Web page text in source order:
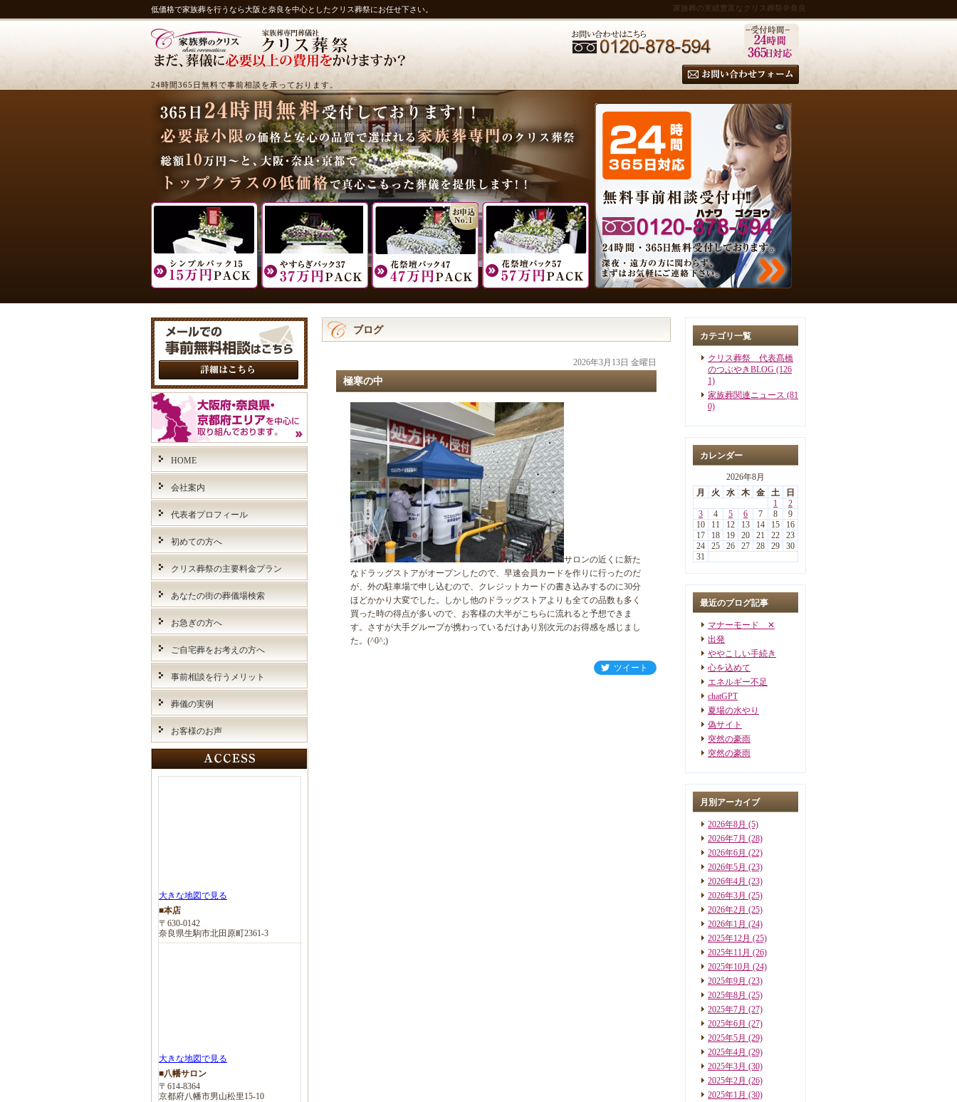
低価格で家族葬を行うなら大阪と奈良を中心としたクリス葬祭にお任せ下さい。 家族葬の実績豊富なクリス葬祭＠奈良
24時間365日無料で事前相談を承っております。
ブログ
2026年3月13日 金曜日
極寒の中
サロンの近くに新た
なドラッグストアがオープンしたので、早速会員カードを作りに行ったのだ
が、外の駐車場で申し込むので、クレジットカードの書き込みするのに30分
ほどかかり大変でした。しかし他のドラッグストアよりも全ての品数も多く
買った時の得点が多いので、お客様の大半がこちらに流れると予想できま
す。さすが大手グループが携わっているだけあり別次元のお得感を感じまし
た。(^0^;)
ツイート
カテゴリ一覧
クリス葬祭 代表髙橋
のつぶやきBLOG (126
1)
家族葬関連ニュース (81
0)
カレンダー
2026年8月
月
火 水 木 金 土
日
1
2
3
4 5 6 7 8
9
10
11 12 13 14 15
16
17
18 19 20 21 22
23
24
25 26 27 28 29
30
31
最近のブログ記事
マナーモード ✕
出発
ややこしい手続き
心を込めて
エネルギー不足
chatGPT
夏場の水やり
偽サイト
突然の豪雨
突然の豪雨
月別アーカイブ
2026年8月 (5)
2026年7月 (28)
2026年6月 (22)
2026年5月 (23)
2026年4月 (23)
2026年3月 (25)
2026年2月 (25)
2026年1月 (24)
2025年12月 (25)
2025年11月 (26)
2025年10月 (24)
2025年9月 (23)
2025年8月 (25)
2025年7月 (27)
2025年6月 (27)
2025年5月 (29)
2025年4月 (29)
2025年3月 (30)
2025年2月 (26)
2025年1月 (30)
HOME
会社案内
代表者プロフィール
初めての方へ
クリス葬祭の主要料金プラン
あなたの街の葬儀場検索
お急ぎの方へ
ご自宅葬をお考えの方へ
事前相談を行うメリット
葬儀の実例
お客様のお声
大きな地図で見る
■本店
〒630-0142
奈良県生駒市北田原町2361-3
大きな地図で見る
■八幡サロン
〒614-8364
京都府八幡市男山松里15-10